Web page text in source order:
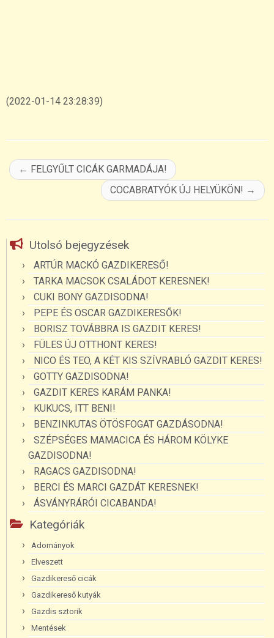
(2022-01-14 23:28:39)
← FELGYŰLT CICÁK GARMADÁJA!
COCABRATYÓK ÚJ HELYÜKÖN! →
Utolsó bejegyzések
ARTÚR MACKÓ GAZDIKERESŐ!
TARKA MACSOK CSALÁDOT KERESNEK!
CUKI BONY GAZDISODNA!
PEPE ÉS OSCAR GAZDIKERESŐK!
BORISZ TOVÁBBRA IS GAZDIT KERES!
FÜLES ÚJ OTTHONT KERES!
NICO ÉS TEO, A KÉT KIS SZÍVRABLÓ GAZDIT KERES!
GOTTY GAZDISODNA!
GAZDIT KERES KARÁM PANKA!
KUKUCS, ITT BENI!
BENZINKUTAS ÖTÖSFOGAT GAZDÁSODNA!
SZÉPSÉGES MAMACICA ÉS HÁROM KÖLYKE
GAZDISODNA!
RAGACS GAZDISODNA!
BERCI ÉS MARCI GAZDÁT KERESNEK!
ÁSVÁNYRÁRÓI CICABANDA!
Kategóriák
Adományok
Elveszett
Gazdikereső cicák
Gazdikereső kutyák
Gazdis sztorik
Mentések